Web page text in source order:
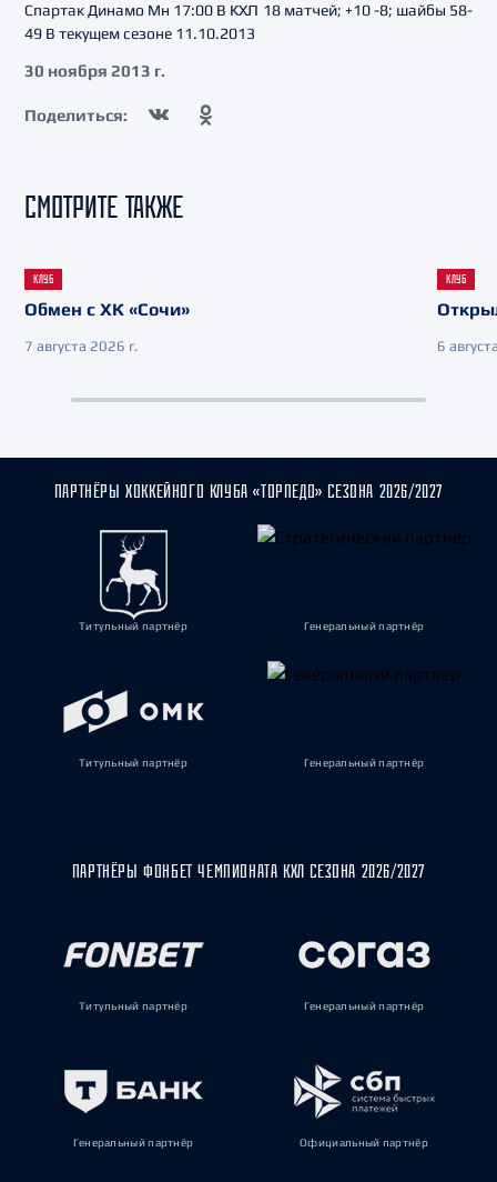
Спартак Динамо Мн 17:00 В КХЛ 18 матчей; +10 -8; шайбы 58-
49 В текущем сезоне 11.10.2013
30 ноября 2013 г.
Поделиться:
СМОТРИТЕ ТАКЖЕ
КЛУБ
Обмен с ХК «Сочи»
7 августа 2026 г.
КЛУБ
6
ПАРТНЁРЫ ХОККЕЙНОГО КЛУБА «ТОРПЕДО» СЕЗОНА 2026/2027
Титульный партнёр Генеральный партнёр
Титульный партнёр Генеральный партнёр
ПАРТНЁРЫ ФОНБЕТ ЧЕМПИОНАТА КХЛ СЕЗОНА 2026/2027
Титульный партнёр Генеральный партнёр
Генеральный партнёр Официальный партнёр